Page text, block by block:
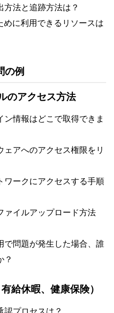
方法と追跡方法は？
めに利用できるリソースは
の例
のアクセス方法
情報はどこで取得できま
アへのアクセス権限をリ
ワークにアクセスする手順
ァイルアップロード方法
で問題が発生した場合、誰
？
給休暇、健康保険）